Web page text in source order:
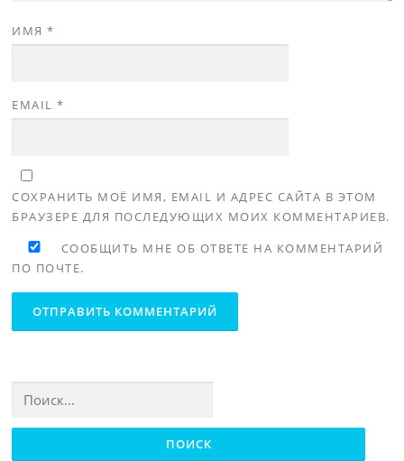
ИМЯ*
EMAIL*
СОХРАНИТЬ МОЁ ИМЯ, EMAIL И АДРЕС САЙТА В ЭТОМ
БРАУЗЕРЕ ДЛЯ ПОСЛЕДУЮЩИХ МОИХ КОММЕНТАРИЕВ.
СООБЩИТЬ МНЕ ОБ ОТВЕТЕ НА КОММЕНТАРИЙ
ПО ПОЧТЕ.